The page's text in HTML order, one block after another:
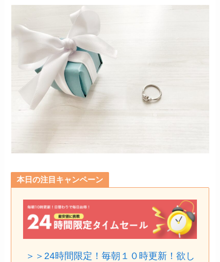
本日の注目キャンペーン
＞＞24時間限定！毎朝１０時更新！欲し